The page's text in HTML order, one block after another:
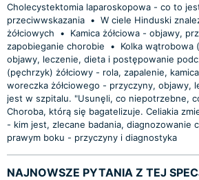
Cholecystektomia laparoskopowa - co to
przeciwwskazania • W ciele Hinduski
żółciowych
•
Kamica żółciowa - objawy,
zapobieganie chorobie
•
Kolka wątrobowa
objawy, leczenie, dieta i postępowanie
(pęchrzyk) żółciowy - rola, zapalenie,
woreczka żółciowego - przyczyny, objawy,
jest w szpitalu. "Usunęli, co niepotrzebne,
Choroba, którą się bagatelizuje. Celiakia
- kim jest, zlecane badania, diagnozowanie
prawym boku - przyczyny i diagnostyka
NAJNOWSZE PYTANIA Z TEJ